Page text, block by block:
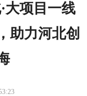
大项目一线
助力河北创